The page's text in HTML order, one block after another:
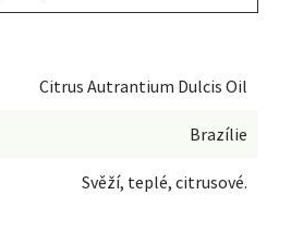
Citrus Autrantium Dulcis Oil
Brazílie
Svěží, teplé, citrusové.